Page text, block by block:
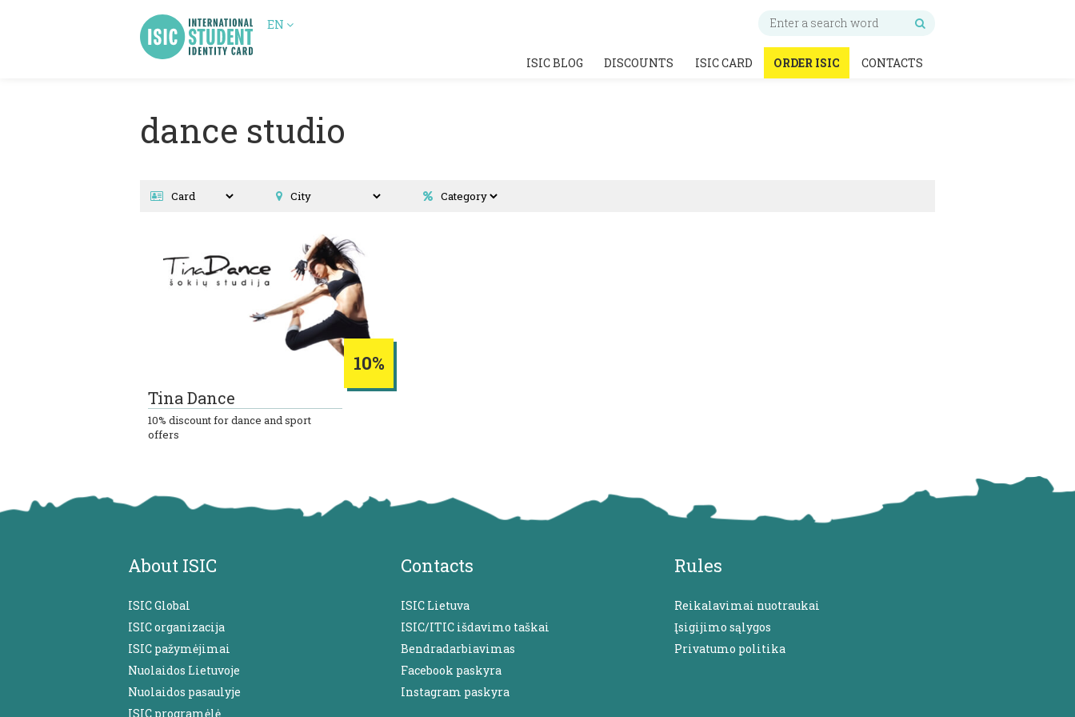
EN
ISIC BLOG DISCOUNTS ISIC CARD ORDER ISIC CONTACTS
dance studio
10%
Tina Dance
10% discount for dance and sport
offers
About ISIC
ISIC Global
ISIC organizacija
ISIC pažymėjimai
Nuolaidos Lietuvoje
Nuolaidos pasaulyje
ISIC programėlė
Contacts
ISIC Lietuva
ISIC/ITIC išdavimo taškai
Bendradarbiavimas
Facebook paskyra
Instagram paskyra
Rules
Reikalavimai nuotraukai
Įsigijimo sąlygos
Privatumo politika